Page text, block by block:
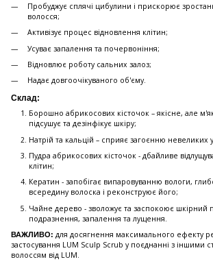
Пробуджує сплячі цибулини і прискорює
волосся;
Активізує процес відновлення клітин;
Усуває запалення та почервоніння;
Відновлює роботу сальних залоз;
Надає довгоочікуваного об'єму.
Склад:
Борошно абрикосових кісточок – якісне, але
підсушує та дезінфікує шкіру;
Натрій та кальцій – сприяє загоєнню невеликих
Пудра абрикосових кісточок - дбайливе
клітин;
Кератин - запобігає випаровуванню вологи,
всередину волоска і реконструює його;
Чайне дерево - зволожує та заспокоює шкірний
подразнення, запалення та лущення.
ВАЖЛИВО: для досягнення максимального ефекту
застосування LUM Sculp Scrub у поєднанні з іншими
волоссям від LUM.